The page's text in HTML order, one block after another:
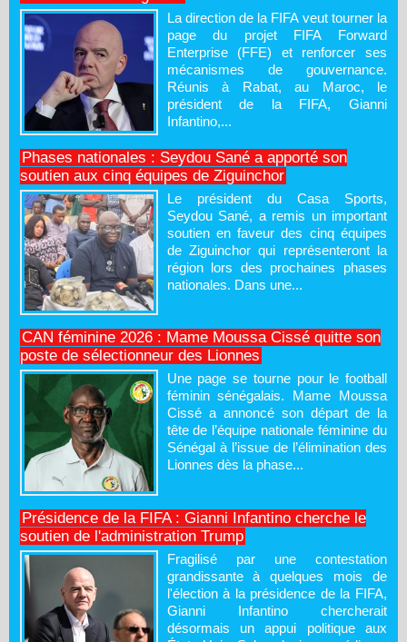
La direction de la FIFA veut tourner la
page du projet FIFA Forward
Enterprise (FFE) et renforcer ses
mécanismes de gouvernance.
Réunis à Rabat, au Maroc, le
président de la FIFA, Gianni
Infantino,...
Phases nationales : Seydou Sané a apporté son
soutien aux cinq équipes de Ziguinchor
Le président du Casa Sports,
Seydou Sané, a remis un important
soutien en faveur des cinq équipes
de Ziguinchor qui représenteront la
région lors des prochaines phases
nationales. Dans une...
CAN féminine 2026 : Mame Moussa Cissé quitte son
poste de sélectionneur des Lionnes
Une page se tourne pour le football
féminin sénégalais. Mame Moussa
Cissé a annoncé son départ de la
tête de l’équipe nationale féminine du
Sénégal à l’issue de l’élimination des
Lionnes dès la phase...
Présidence de la FIFA : Gianni Infantino cherche le
soutien de l'administration Trump
Fragilisé par une contestation
grandissante à quelques mois de
l'élection à la présidence de la FIFA,
Gianni Infantino chercherait
désormais un appui politique aux